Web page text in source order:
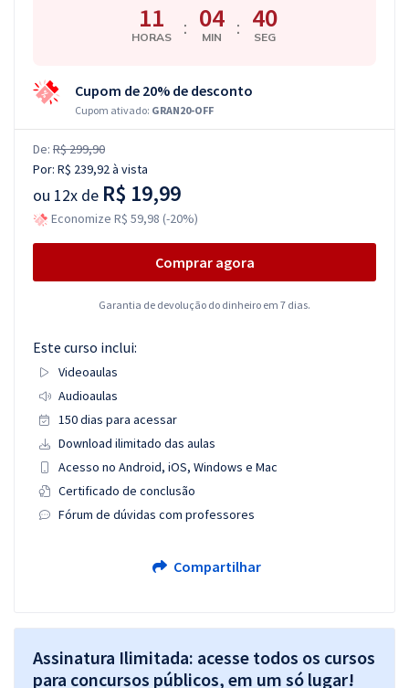
11
HORAS : 04
MIN : 39
SEG
Cupom de 20% de desconto
Cupom ativado: GRAN20-OFF
De: R$ 299,90
Por: R$ 239,92à vista
ou 12x de R$ 19,99
Economize R$ 59,98 (-20%)
Comprar agora
Garantia de devolução do dinheiro em 7 dias.
Este curso inclui:
Videoaulas
Audioaulas
150 dias para acessar
Download ilimitado das aulas
Acesso no Android, iOS, Windows e Mac
Certificado de conclusão
Fórum de dúvidas com professores
Compartilhar
Assinatura Ilimitada: acesse todos os cursos
para concursos públicos, em um só lugar!